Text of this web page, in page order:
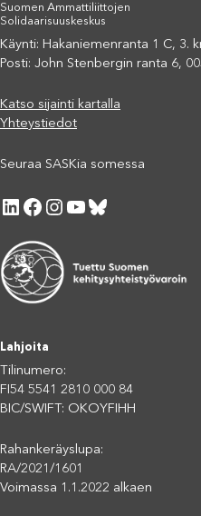
Suomen Ammattiliittojen
Solidaarisuuskeskus
Käynti: Hakaniemenranta 1 C, 3.
Posti: John Stenbergin ranta 6,
Katso sijainti kartalla
Yhteystiedot
Seuraa SASKia somessa
LinkedIn Facebook Instagram YouTube Bluesky
Lahjoita
Tilinumero:
FI54 5541 2810 000 84
BIC/SWIFT: OKOYFIHH
Rahankeräyslupa:
RA/2021/1601
Voimassa 1.1.2022 alkaen